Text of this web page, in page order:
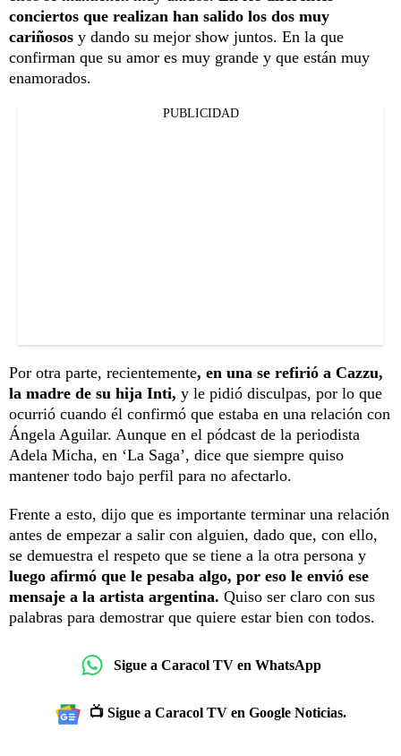
conciertos que realizan han salido los dos muy
cariñosos y dando su mejor show juntos. En la que
confirman que su amor es muy grande y que están muy
enamorados.
PUBLICIDAD
Por otra parte, recientemente, en una se refirió a Cazzu,
la madre de su hija Inti, y le pidió disculpas, por lo que
ocurrió cuando él confirmó que estaba en una relación con
Ángela Aguilar. Aunque en el pódcast de la periodista
Adela Micha, en ‘La Saga’, dice que siempre quiso
mantener todo bajo perfil para no afectarlo.
Frente a esto, dijo que es importante terminar una relación
antes de empezar a salir con alguien, dado que, con ello,
se demuestra el respeto que se tiene a la otra persona y
luego afirmó que le pesaba algo, por eso le envió ese
mensaje a la artista argentina. Quiso ser claro con sus
palabras para demostrar que quiere estar bien con todos.
Sigue a Caracol TV en WhatsApp
📺 Sigue a Caracol TV en Google Noticias.